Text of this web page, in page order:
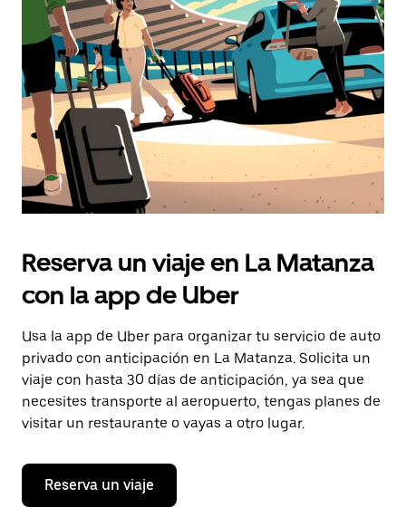
tecla Esc
para
cerrar
el
calendario.
Reserva un viaje en La Matanza
con la app de Uber
Usa la app de Uber para organizar tu servicio de auto
privado con anticipación en La Matanza. Solicita un
viaje con hasta 30 días de anticipación, ya sea que
necesites transporte al aeropuerto, tengas planes de
visitar un restaurante o vayas a otro lugar.
Reserva un viaje